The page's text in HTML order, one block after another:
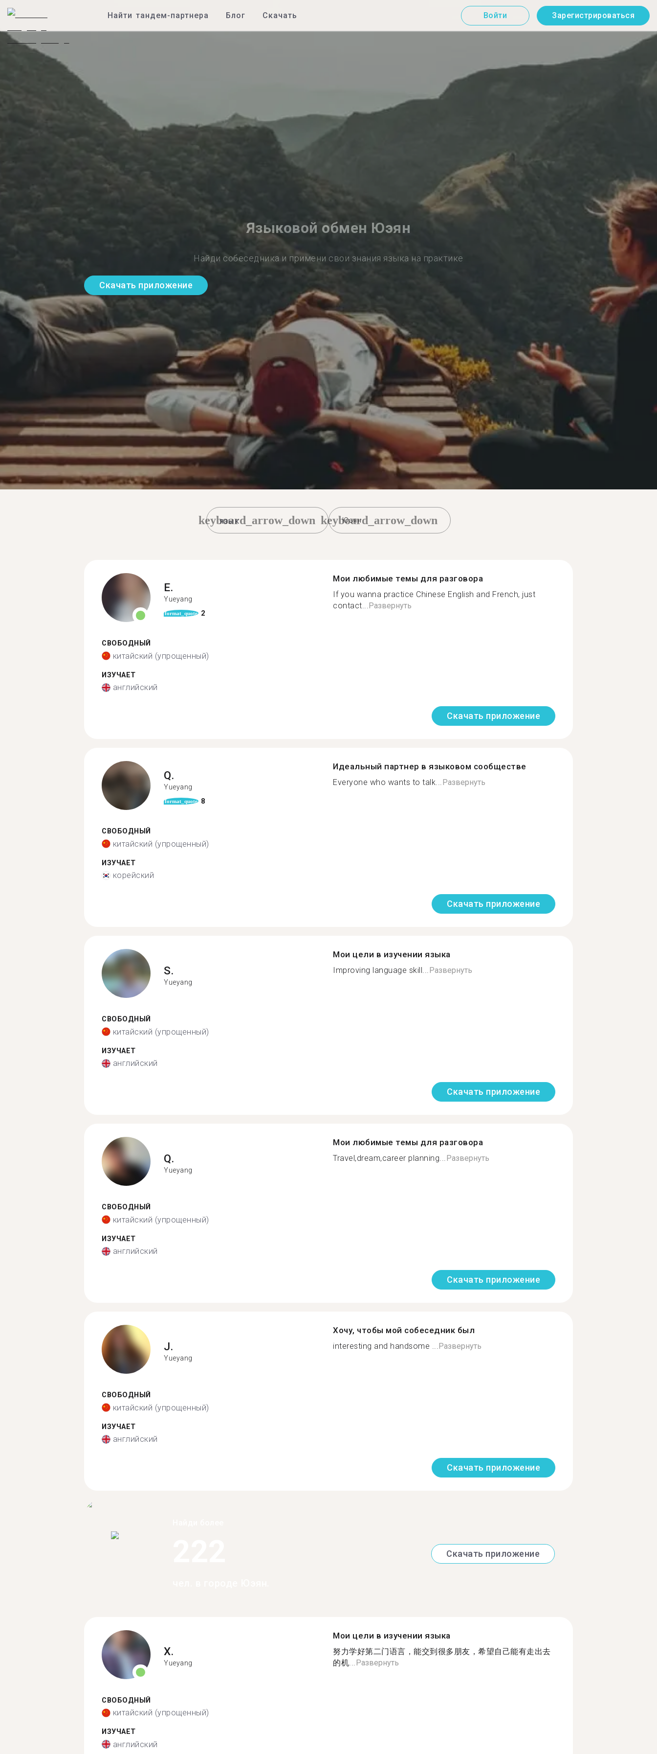
Найти тандем-партнера Блог Скачать Войти Зарегистрироваться
Языковой обмен Юэян
Найди собеседника и примени свои знания языка на практике
Скачать приложение
keyboard_arrow_down Юэян
keyboard_arrow_down
E.
Yueyang
format_quote 2
СВОБОДНЫЙ
китайский (упрощенный)
ИЗУЧАЕТ
английский
Мои любимые темы для разговора
If you wanna practice Chinese English and French, just
contact...Развернуть
Скачать приложение
Q.
Yueyang
format_quote 8
СВОБОДНЫЙ
китайский (упрощенный)
ИЗУЧАЕТ
корейский
Идеальный партнер в языковом сообществе
Everyone who wants to talk...Развернуть
Скачать приложение
S.
Yueyang
СВОБОДНЫЙ
китайский (упрощенный)
ИЗУЧАЕТ
английский
Мои цели в изучении языка
Improving language skill...Развернуть
Скачать приложение
Q.
Yueyang
СВОБОДНЫЙ
китайский (упрощенный)
ИЗУЧАЕТ
английский
Мои любимые темы для разговора
Travel,dream,career planning...Развернуть
Скачать приложение
J.
Yueyang
СВОБОДНЫЙ
китайский (упрощенный)
ИЗУЧАЕТ
английский
Хочу, чтобы мой собеседник был
interesting and handsome ...Развернуть
Скачать приложение
Скачать приложение
X.
Yueyang
СВОБОДНЫЙ
китайский (упрощенный)
ИЗУЧАЕТ
английский
Мои цели в изучении языка
努力学好第二门语言，能交到很多朋友，希望自己能有走出去
的机... Развернуть